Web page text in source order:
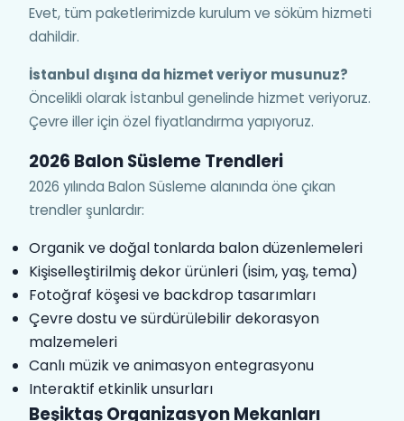
Evet, tüm paketlerimizde kurulum ve söküm hizmeti
dahildir.
İstanbul dışına da hizmet veriyor musunuz?
Öncelikli olarak İstanbul genelinde hizmet veriyoruz.
Çevre iller için özel fiyatlandırma yapıyoruz.
2026 Balon Süsleme Trendleri
2026 yılında Balon Süsleme alanında öne çıkan
trendler şunlardır:
Organik ve doğal tonlarda balon düzenlemeleri
Kişiselleştirilmiş dekor ürünleri (isim, yaş, tema)
Fotoğraf köşesi ve backdrop tasarımları
Çevre dostu ve sürdürülebilir dekorasyon
malzemeleri
Canlı müzik ve animasyon entegrasyonu
Interaktif etkinlik unsurları
Beşiktaş Organizasyon Mekanları